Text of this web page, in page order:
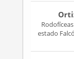
estado